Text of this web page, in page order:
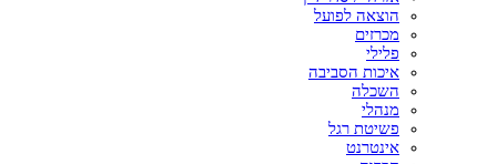
הוצאה לפועל
מכרזים
פלילי
איכות הסביבה
השכלה
מנהלי
פשיטת רגל
אינטרנט